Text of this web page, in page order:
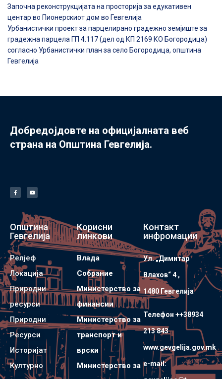
Започна реконструкцијата на просторија за едукативен
центар во Пионерскиот дом во Гевгелија
Урбанистички проект за парцелирано градежно земјиште за
градежна парцела ГП 4.117 (дел од КП 2169 КО Богородица)
согласно Урбанистички план за село Богородица, општина
Гевгелија
Добредојдовте на официјалната веб
страна на Општина Гевгелија.
Општина
Гевгелија
Релјеф
Локација
Природни
ресурси
Природни
Ресурси
Историјат
Културно
Корисни
линкови
Влада
Собрание
Министерство за
финансии
Министерство за
транспорт и
врски
Министерство за
Контакт
инфромации
Ул. „Димитар
Влахов“ 4 ,
1480 Гевгелијa
Телефон ++38934
213 843
www.gevgelija.gov.mk
e-mail: